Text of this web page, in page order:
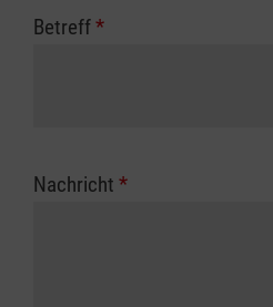
Betreff*
Nachricht *